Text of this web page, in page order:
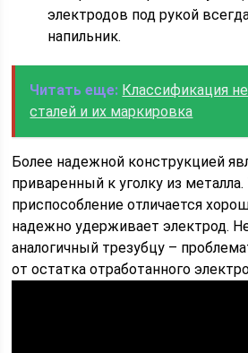
электродов под рукой
напильник.
Читать еще: Классификация
сталей и их маркировка
Более надежной конструкцией
приваренный к уголку из металла.
приспособление отличается
надежно удерживает электрод.
аналогичный трезубцу –
от остатка отработанного